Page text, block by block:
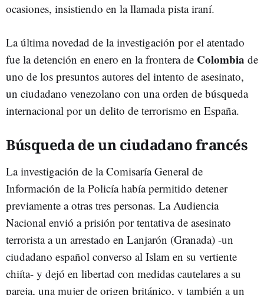
ocasiones, insistiendo en la llamada pista iraní.
La última novedad de la investigación por el atentado
fue la detención en enero en la frontera de Colombia de
uno de los presuntos autores del intento de asesinato,
un ciudadano venezolano con una orden de búsqueda
internacional por un delito de terrorismo en España.
Búsqueda de un ciudadano francés
La investigación de la Comisaría General de
Información de la Policía había permitido detener
previamente a otras tres personas. La Audiencia
Nacional envió a prisión por tentativa de asesinato
terrorista a un arrestado en Lanjarón (Granada) -un
ciudadano español converso al Islam en su vertiente
chiíta- y dejó en libertad con medidas cautelares a su
pareja, una mujer de origen británico, y también a un